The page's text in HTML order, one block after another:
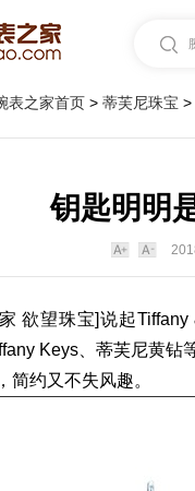
表之家首页 > 蒂芙尼珠宝 >
钥匙明明
欲望珠宝]说起Tiffany
Keys、蒂芙尼黄钻
简约又不失风趣。